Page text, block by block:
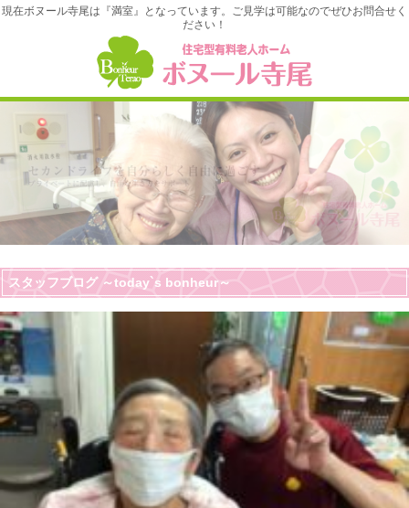
現在ボヌール寺尾は『満室』となっています。ご見学は可能なのでぜひお問合せく
ださい！
スタッフブログ ～today`s bonheur～